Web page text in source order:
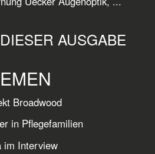
AUSGABE
Broadwood
in Pflegefamilien
im Interview